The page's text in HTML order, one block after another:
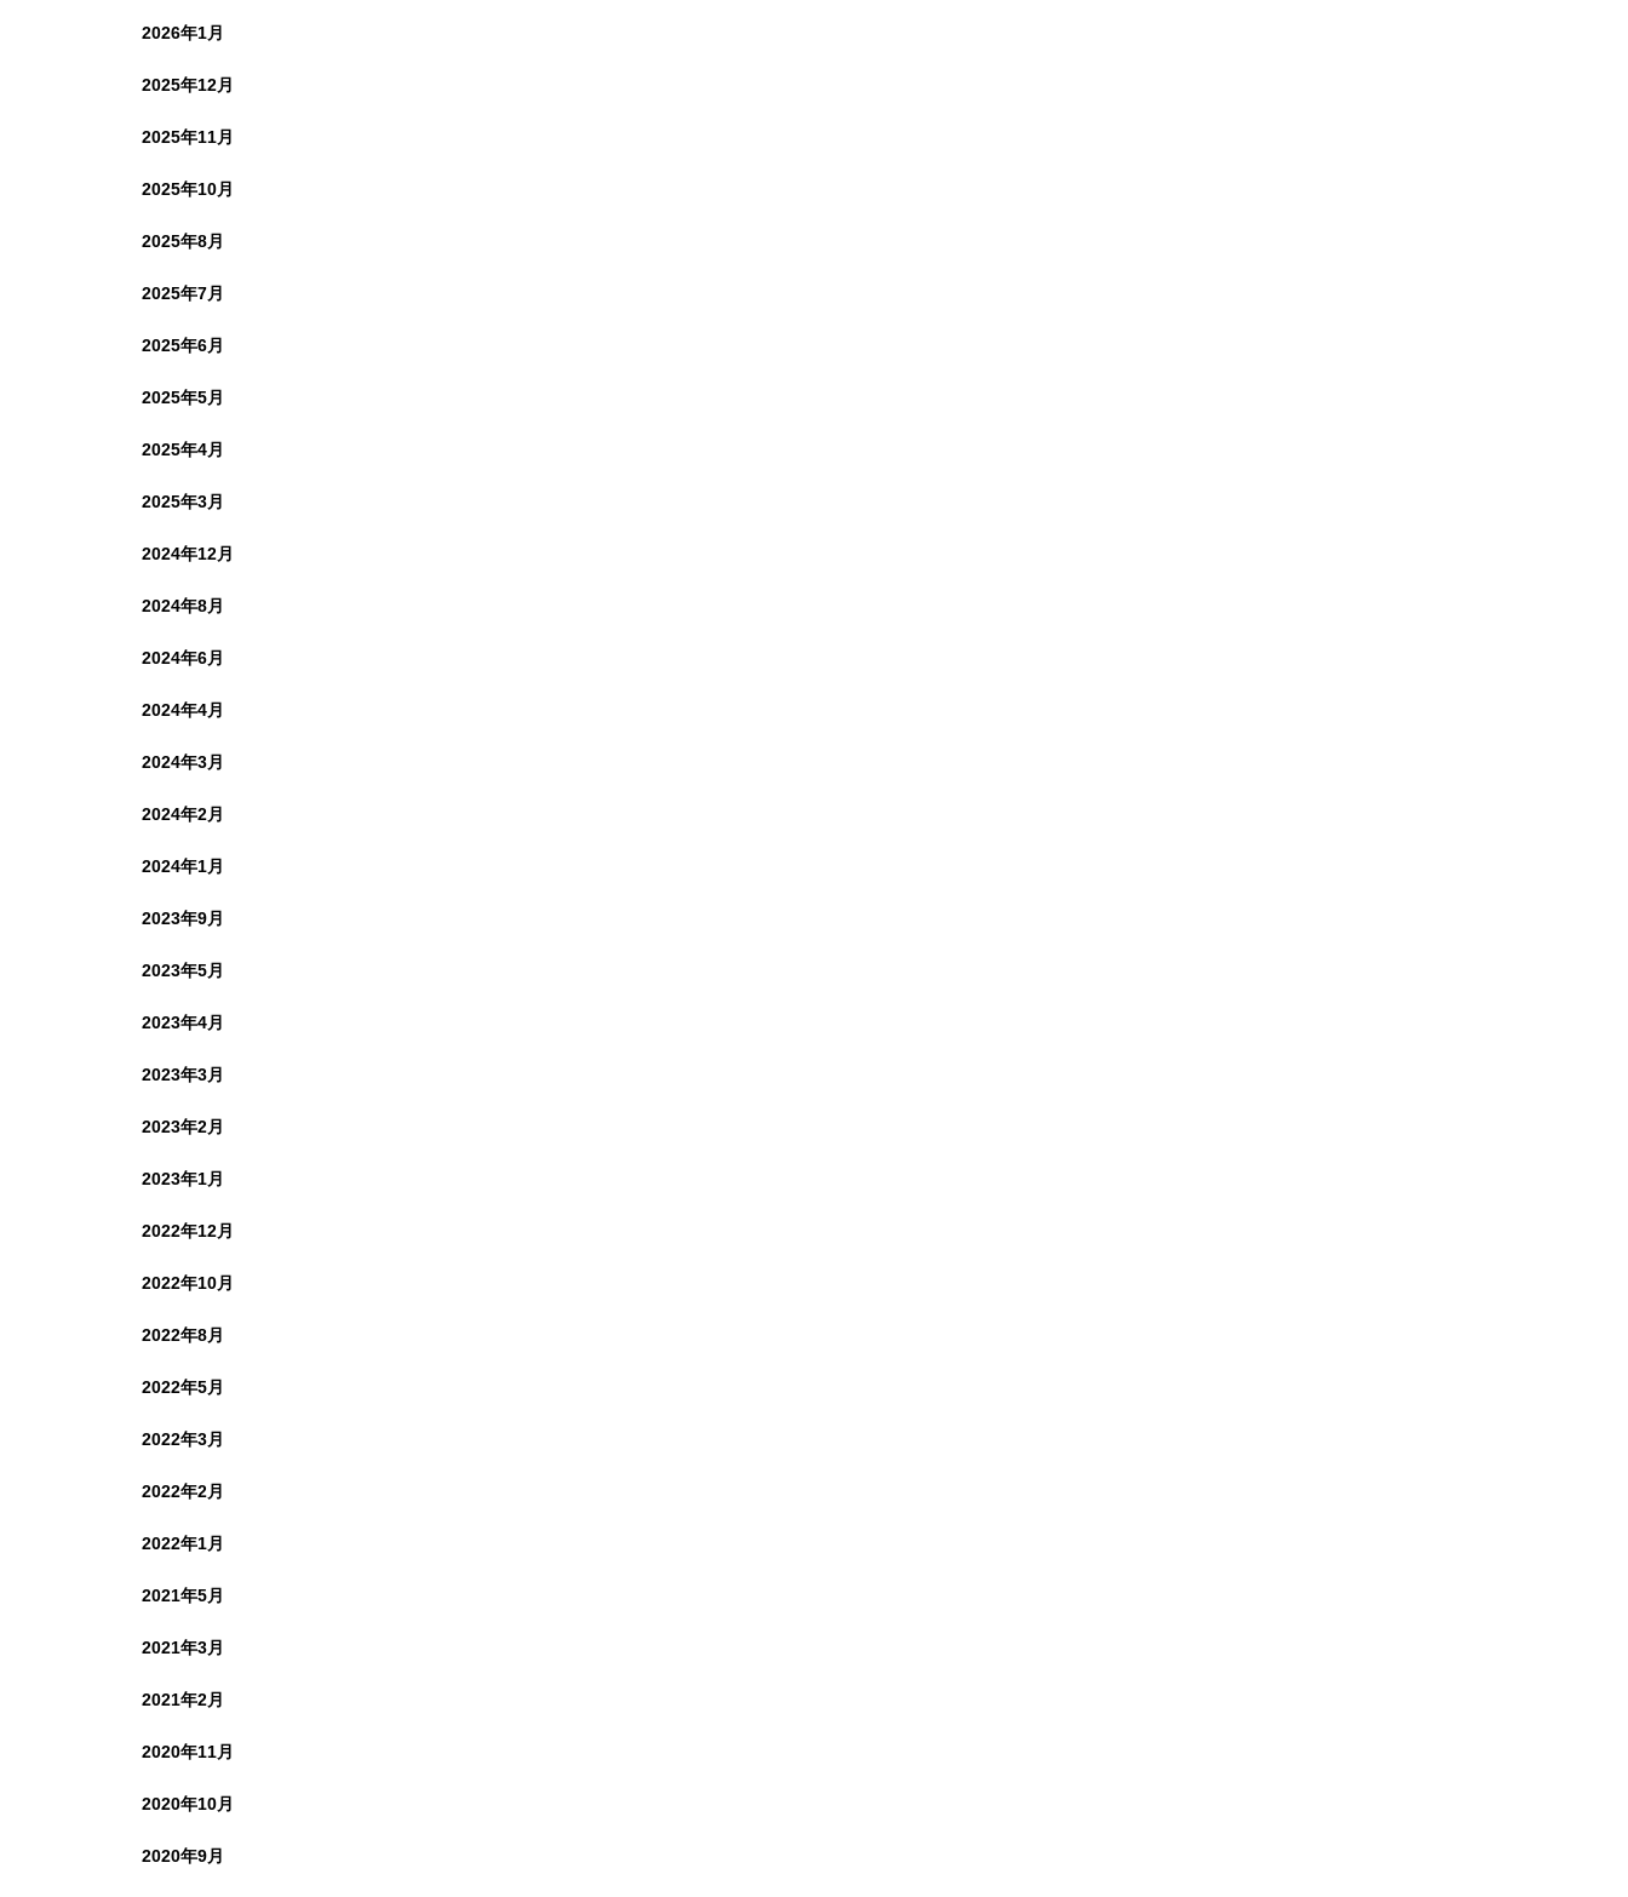
2026年1月
2025年12月
2025年11月
2025年10月
2025年8月
2025年7月
2025年6月
2025年5月
2025年4月
2025年3月
2024年12月
2024年8月
2024年6月
2024年4月
2024年3月
2024年2月
2024年1月
2023年9月
2023年5月
2023年4月
2023年3月
2023年2月
2023年1月
2022年12月
2022年10月
2022年8月
2022年5月
2022年3月
2022年2月
2022年1月
2021年5月
2021年3月
2021年2月
2020年11月
2020年10月
2020年9月